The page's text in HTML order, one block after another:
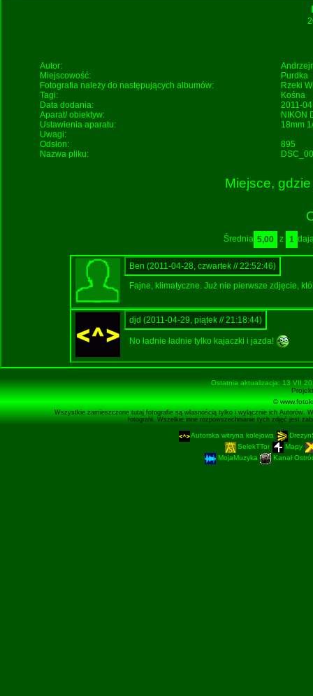
Autor:
Miejscowość:
Purdka
Fotografia należy do następujących albumów:
Rzeki
Tagi:
Kośna
Data dodania:
2011-
Aparat/ obiektyw:
NIKON
Ustawienia aparatu:
18mm
Uwagi:
Odsłon:
895
Nazwa pliku:
Miejsce,
Średnia 5,00 z 1
Ben (2011-04-28, czwartek // 22:52:46)
Fajne, klimatyczne. Już nie pierwsze zdjęcie,
djd (2011-04-29, piątek // 21:18:44)
No ładnie ładnie tylko kajaczki i jazda!
Ostatnia aktualizacja: 13 VII
©
Wszystkie zamieszczone tutaj fotografie są własnością tylko i wyłącznie ich
fotografii. Wszelkie inne rozpowszechnianie tych zdjęć jest
Autorska witryna kolejowa
SelekTTor
Mapy
MojaMuzyka
Kanał